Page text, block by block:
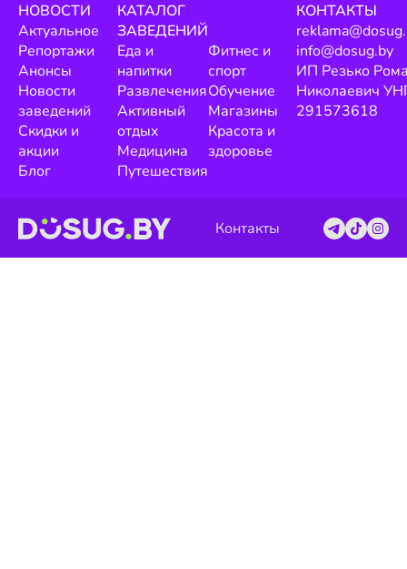
НОВОСТИ
Актуальное
Репортажи
Анонсы
Новости
заведений
Скидки и
акции
Блог
КАТАЛОГ
ЗАВЕДЕНИЙ
Еда и
напитки
Развлечения
Активный
отдых
Медицина
Путешествия
Фитнес и
спорт
Обучение
Магазины
Красота и
здоровье
КОНТАКТЫ
info@dosug.by
ИП Резько
Николаевич
291573618
Контакты